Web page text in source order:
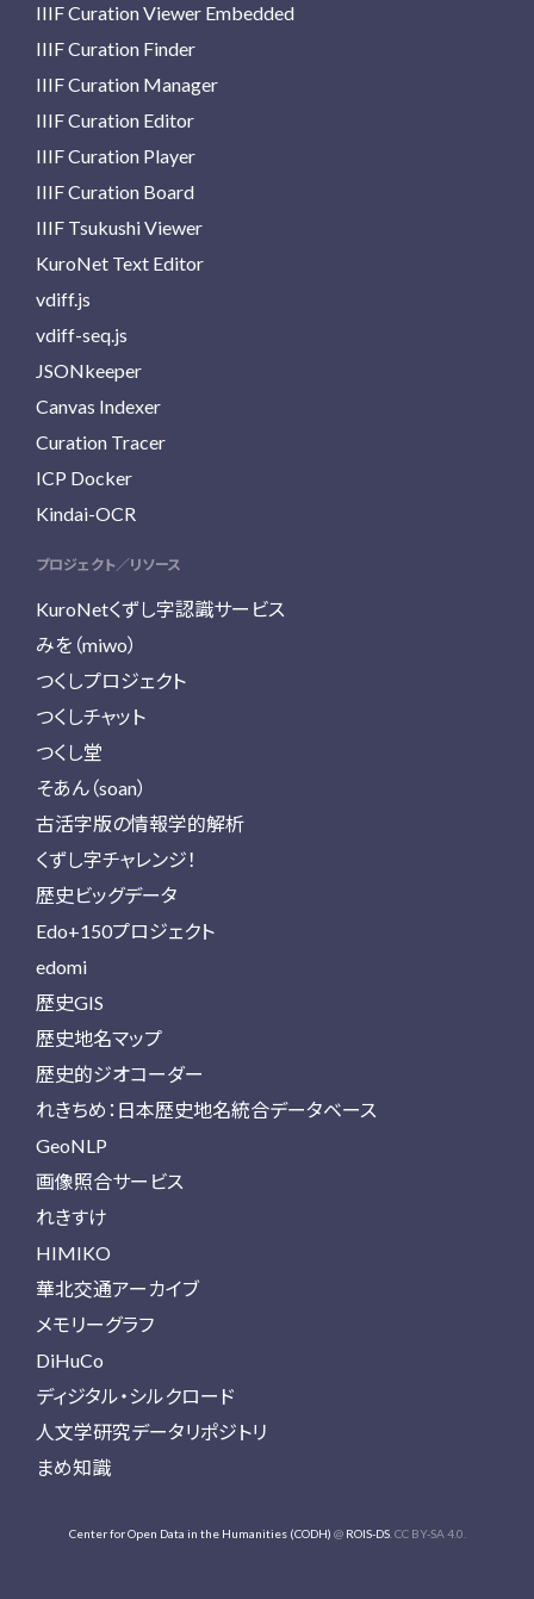
IIIF Curation Viewer Embedded
IIIF Curation Finder
IIIF Curation Manager
IIIF Curation Editor
IIIF Curation Player
IIIF Curation Board
IIIF Tsukushi Viewer
KuroNet Text Editor
vdiff.js
vdiff-seq.js
JSONkeeper
Canvas Indexer
Curation Tracer
ICP Docker
Kindai-OCR
プロジェクト／リソース
KuroNetくずし字認識サービス
みを（miwo）
つくしプロジェクト
つくしチャット
つくし堂
そあん（soan）
古活字版の情報学的解析
くずし字チャレンジ！
歴史ビッグデータ
Edo+150プロジェクト
edomi
歴史GIS
歴史地名マップ
歴史的ジオコーダー
れきちめ：日本歴史地名統合データベース
GeoNLP
画像照合サービス
れきすけ
HIMIKO
華北交通アーカイブ
メモリーグラフ
DiHuCo
ディジタル・シルクロード
人文学研究データリポジトリ
まめ知識
Center for Open Data in the Humanities (CODH) @ ROIS-DS. CC BY-SA 4.0.